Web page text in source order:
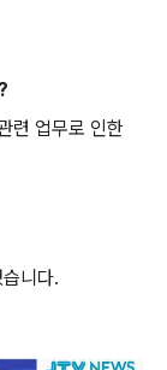
련 업무로 인한
니다.